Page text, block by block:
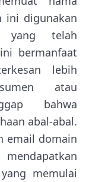
ini digunakan
yang telah
bermanfaat
lebih
atau
bahwa
abal-abal.
email domain
memulai